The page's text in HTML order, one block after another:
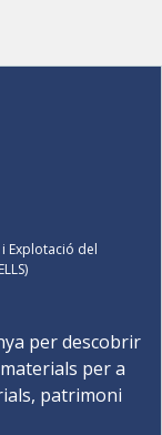
Explotació del
per descobrir
per a
patrimoni